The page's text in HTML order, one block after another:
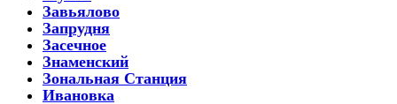
Завьялово
Запрудня
Засечное
Знаменский
Зональная Станция
Ивановка